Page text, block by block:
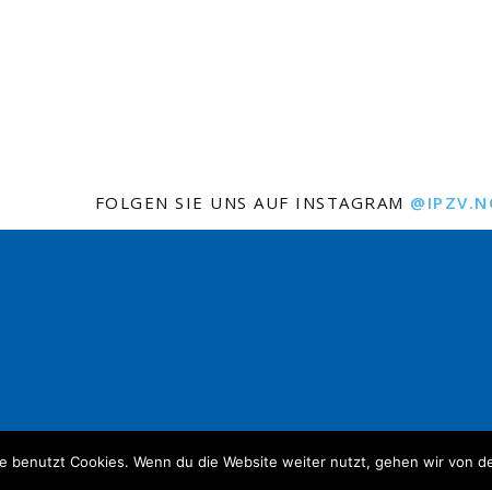
FOLGEN SIE UNS AUF INSTAGRAM
benutzt Cookies. Wenn du die Website weiter nutzt, gehen wir von